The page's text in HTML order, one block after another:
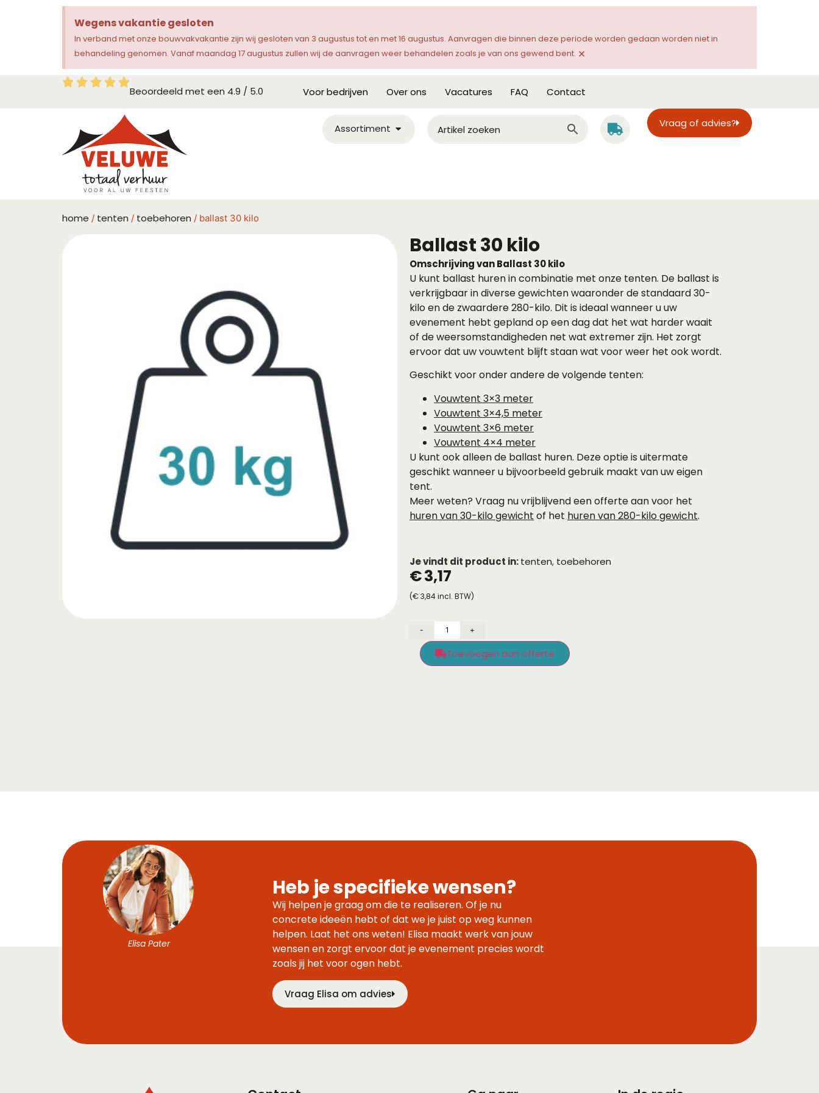
Wegens vakantie gesloten
In verband met onze bouwvakvakantie zijn wij gesloten van 3 augustus tot en met 16 augustus. Aanvragen die binnen deze periode worden gedaan worden niet in
behandeling genomen. Vanaf maandag 17 augustus zullen wij de aanvragen weer behandelen zoals je van ons gewend bent. ×
Beoordeeld met een 4.9 / 5.0 Voor bedrijven Over ons Vacatures FAQ Contact
Assortiment Vraag of advies?
home / tenten / toebehoren / ballast 30 kilo
Ballast 30 kilo
Omschrijving van Ballast 30 kilo
U kunt ballast huren in combinatie met onze tenten. De ballast is
verkrijgbaar in diverse gewichten waaronder de standaard 30-
kilo en de zwaardere 280-kilo. Dit is ideaal wanneer u uw
evenement hebt gepland op een dag dat het wat harder waait
of de weersomstandigheden net wat extremer zijn. Het zorgt
ervoor dat uw vouwtent blijft staan wat voor weer het ook wordt.
Geschikt voor onder andere de volgende tenten:
Vouwtent 3×3 meter
Vouwtent 3×4,5 meter
Vouwtent 3×6 meter
Vouwtent 4×4 meter
U kunt ook alleen de ballast huren. Deze optie is uitermate
geschikt wanneer u bijvoorbeeld gebruik maakt van uw eigen
tent.
Meer weten? Vraag nu vrijblijvend een offerte aan voor het
huren van 30-kilo gewicht of het huren van 280-kilo gewicht.
Je vindt dit product in:tenten, toebehoren
€3,17
(€ 3,84incl. BTW)
- +
Toevoegen aan offerte
Elisa Pater
Heb je specifieke wensen?
Wij helpen je graag om die te realiseren. Of je nu
concrete ideeën hebt of dat we je juist op weg kunnen
helpen. Laat het ons weten! Elisa maakt werk van jouw
wensen en zorgt ervoor dat je evenement precies wordt
zoals jij het voor ogen hebt.
Vraag Elisa om advies